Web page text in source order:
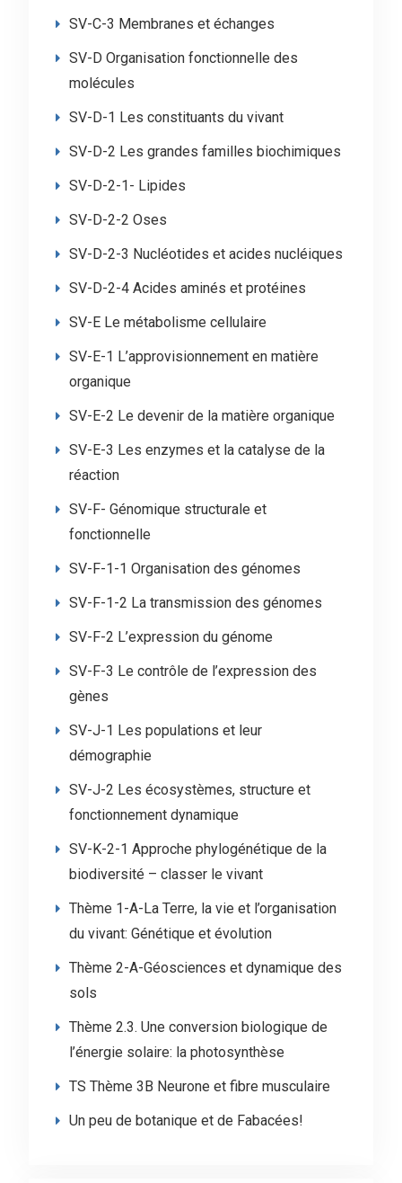
SV-C-3 Membranes et échanges
SV-D Organisation fonctionnelle des
molécules
SV-D-1 Les constituants du vivant
SV-D-2 Les grandes familles biochimiques
SV-D-2-1- Lipides
SV-D-2-2 Oses
SV-D-2-3 Nucléotides et acides nucléiques
SV-D-2-4 Acides aminés et protéines
SV-E Le métabolisme cellulaire
SV-E-1 L’approvisionnement en matière
organique
SV-E-2 Le devenir de la matière organique
SV-E-3 Les enzymes et la catalyse de la
réaction
SV-F- Génomique structurale et
fonctionnelle
SV-F-1-1 Organisation des génomes
SV-F-1-2 La transmission des génomes
SV-F-2 L’expression du génome
SV-F-3 Le contrôle de l’expression des
gènes
SV-J-1 Les populations et leur
démographie
SV-J-2 Les écosystèmes, structure et
fonctionnement dynamique
SV-K-2-1 Approche phylogénétique de la
biodiversité – classer le vivant
Thème 1-A-La Terre, la vie et l’organisation
du vivant: Génétique et évolution
Thème 2-A-Géosciences et dynamique des
sols
Thème 2.3. Une conversion biologique de
l’énergie solaire: la photosynthèse
TS Thème 3B Neurone et fibre musculaire
Un peu de botanique et de Fabacées!